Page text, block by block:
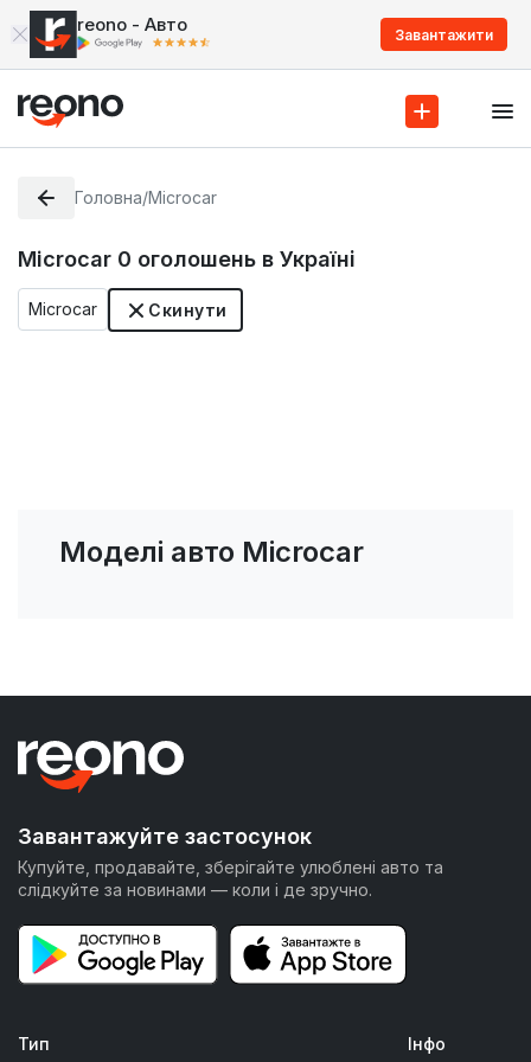
reono - Авто Завантажити
Головна/Microcar
Microcar 0 оголошень в Україні
Microcar Скинути
Моделі авто Microcar
Завантажуйте застосунок
Купуйте, продавайте, зберігайте улюблені авто та
слідкуйте за новинами — коли і де зручно.
Тип Інфо